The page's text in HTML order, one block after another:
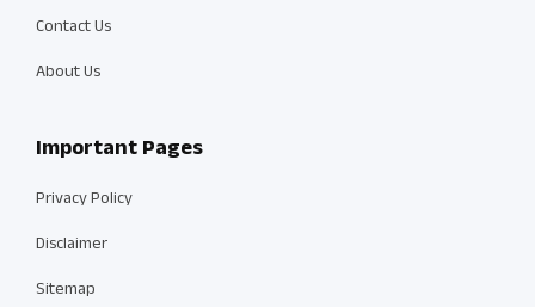
Contact Us
About Us
Important Pages
Privacy Policy
Disclaimer
Sitemap